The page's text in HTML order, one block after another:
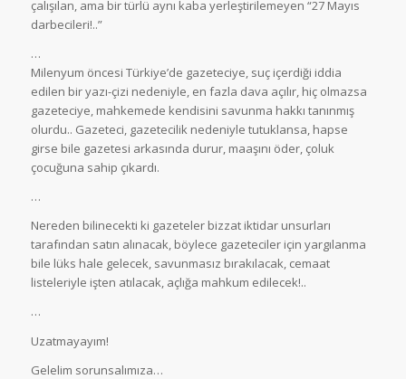
çalışılan, ama bir türlü aynı kaba yerleştirilemeyen “27 Mayıs
darbecileri!..”
…
Milenyum öncesi Türkiye’de gazeteciye, suç içerdiği iddia
edilen bir yazı-çizi nedeniyle, en fazla dava açılır, hiç olmazsa
gazeteciye, mahkemede kendisini savunma hakkı tanınmış
olurdu.. Gazeteci, gazetecilik nedeniyle tutuklansa, hapse
girse bile gazetesi arkasında durur, maaşını öder, çoluk
çocuğuna sahip çıkardı.
…
Nereden bilinecekti ki gazeteler bizzat iktidar unsurları
tarafından satın alınacak, böylece gazeteciler için yargılanma
bile lüks hale gelecek, savunmasız bırakılacak, cemaat
listeleriyle işten atılacak, açlığa mahkum edilecek!..
…
Uzatmayayım!
Gelelim sorunsalımıza…